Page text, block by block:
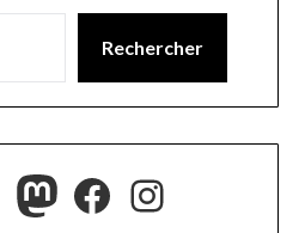
Rechercher
Mastodon
Facebook